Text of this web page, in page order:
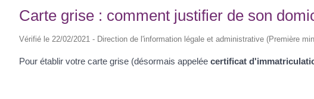
Carte grise : comment justifier de son
Vérifié le 22/02/2021 - Direction de l'information légale et administrative (Première
Pour établir votre carte grise (désormais appelée certificat